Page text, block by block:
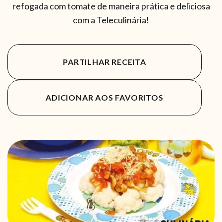
refogada com tomate de maneira prática e deliciosa
com a Teleculinária!
PARTILHAR RECEITA
ADICIONAR AOS FAVORITOS